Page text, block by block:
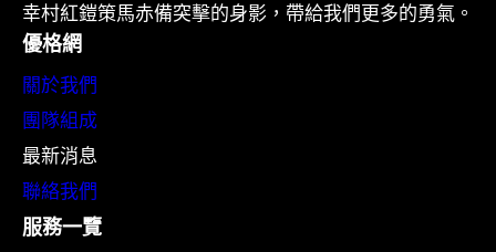
幸村紅鎧策馬赤備突擊的身影，帶給我們更多的勇氣。
優格網
關於我們
團隊組成
最新消息
聯絡我們
服務一覽